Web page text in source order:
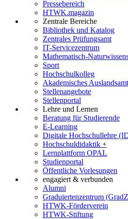
Pressebereich
HTWK.magazin
Zentrale Bereiche
Bibliothek und Katalog
Zentrales Prüfungsamt
IT-Servicezentrum
Mathematisch-
Sport
Hochschulkolleg
Akademisches Auslandsamt
Stellenangebote
Stellenportal
Lehre und Lernen
Beratung für Studierende
E-Learning
Digitale Hochschullehre
Hochschuldidaktik +
Lernplattform OPAL
Studienportal
Öffentliche Vorlesungen
engagiert & verbunden
Alumni
Graduiertenzentrum
HTWK-Förderverein
HTWK-Stiftung